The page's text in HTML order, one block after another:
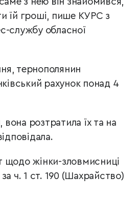
їй гроші, пише КУРС з
службу обласної
тернополянин
рахунок понад 4
розтратила їх та на
щодо жінки-зловмисниці
ч. 1 ст. 190 (Шахрайство)